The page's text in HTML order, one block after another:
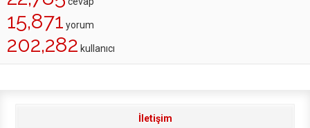
15,871 yorum
202,282 kullanıcı
İletişim